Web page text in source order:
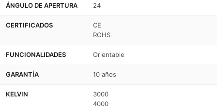
CCT
-
48V
CCT
-
ÁNGULO DE APERTURA 24
CERTIFICADOS
CE
ROHS
FUNCIONALIDADES Orientable
GARANTÍA 10 años
KELVIN
3000
4000